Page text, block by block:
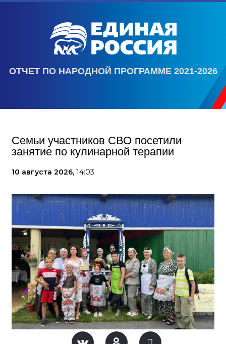
ОТЧЕТ ПО НАРОДНОЙ ПРОГРАММЕ 2021-2026
Семьи участников СВО посетили
занятие по кулинарной терапии
10 августа 2026, 14:03